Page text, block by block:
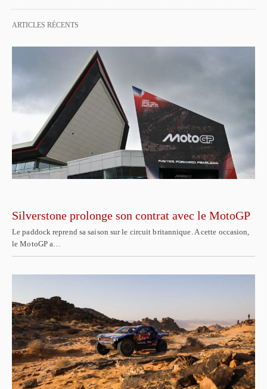
ARTICLES RÉCENTS
Silverstone prolonge son contrat avec le MotoGP
Le paddock reprend sa saison sur le circuit britannique. A cette occasion,
le MotoGP a…